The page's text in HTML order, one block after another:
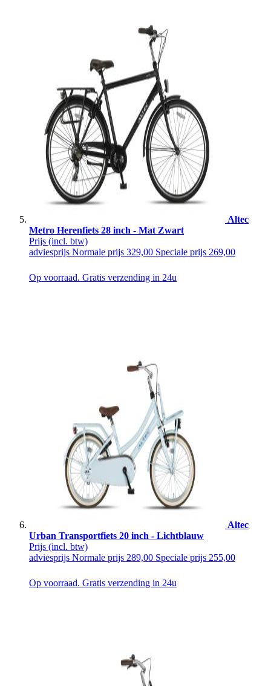
Altec
Metro Herenfiets 28 inch - Mat Zwart
Prijs (incl. btw)
adviesprijs Normale prijs 329,00 Speciale prijs 269,00
Op voorraad. Gratis verzending in 24u
Altec
Urban Transportfiets 20 inch - Lichtblauw
Prijs (incl. btw)
adviesprijs Normale prijs 289,00 Speciale prijs 255,00
Op voorraad. Gratis verzending in 24u